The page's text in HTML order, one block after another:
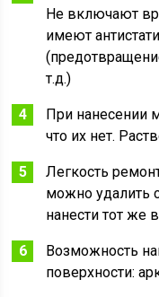
Не включают
имеют
т.д.)
При нанесении
что их нет.
Легкость
можно удалить
нанести тот же
Возможность
поверхности: